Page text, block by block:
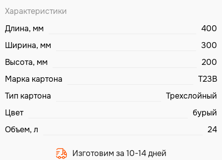
Характеристики
Длина, мм
400
Ширина, мм
300
Высота, мм
200
Марка картона
Т23В
Тип картона
Трехслойный
Цвет
бурый
Объем, л
24
Изготовим за 10-14 дней